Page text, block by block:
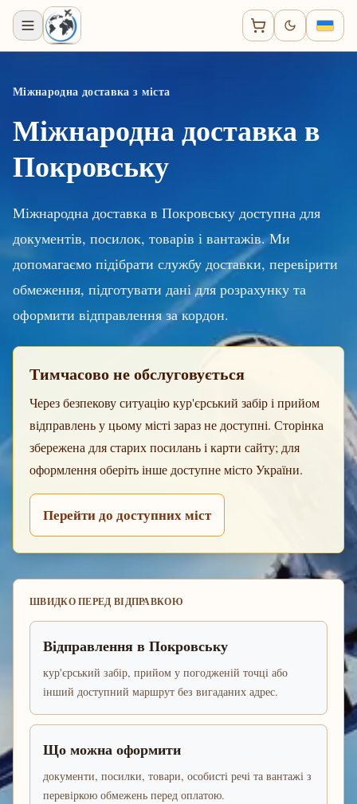
Міжнародна доставка з міста
Міжнародна доставка в
Покровську
Міжнародна доставка в Покровську доступна для
документів, посилок, товарів і вантажів. Ми
допомагаємо підібрати службу доставки, перевірити
обмеження, підготувати дані для розрахунку та
оформити відправлення за кордон.
Тимчасово не обслуговується
Через безпекову ситуацію кур'єрський забір і прийом
відправлень у цьому місті зараз не доступні. Сторінка
збережена для старих посилань і карти сайту; для
оформлення оберіть інше доступне місто України.
Перейти до доступних міст
ШВИДКО ПЕРЕД ВІДПРАВКОЮ
Відправлення в Покровську
кур'єрський забір, прийом у погодженій точці або
інший доступний маршрут без вигаданих адрес.
Що можна оформити
документи, посилки, товари, особисті речі та вантажі з
перевіркою обмежень перед оплатою.